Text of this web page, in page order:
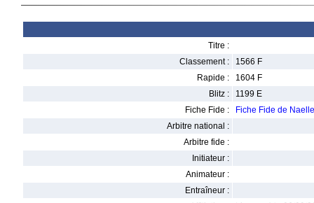
Titre :
Classement :
1566 F
Rapide :
1604 F
Blitz :
1199 E
Fiche Fide :
Fiche Fide de
Arbitre national :
Arbitre fide :
Initiateur :
Animateur :
Entraîneur :